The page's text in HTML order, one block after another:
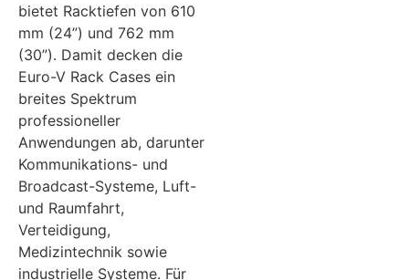
bietet Racktiefen von 610
mm (24”) und 762 mm
(30”). Damit decken die
Euro-V Rack Cases ein
breites Spektrum
professioneller
Anwendungen ab, darunter
Kommunikations- und
Broadcast-Systeme, Luft-
und Raumfahrt,
Verteidigung,
Medizintechnik sowie
industrielle Systeme. Für